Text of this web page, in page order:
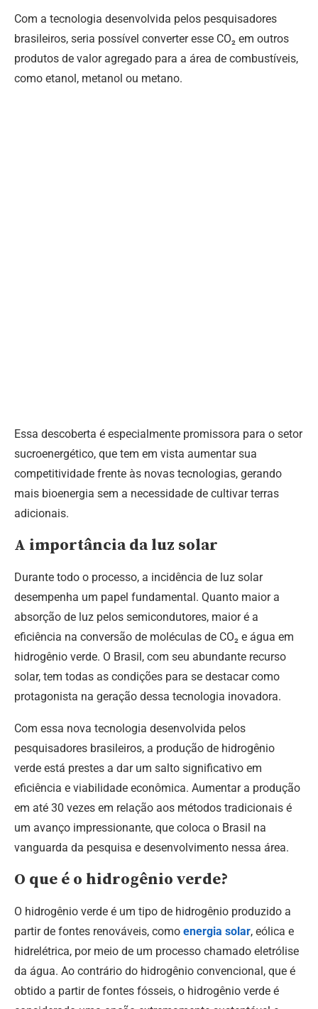
Com a tecnologia desenvolvida pelos pesquisadores
brasileiros, seria possível converter esse CO₂ em outros
produtos de valor agregado para a área de combustíveis,
como etanol, metanol ou metano.
Essa descoberta é especialmente promissora para o setor
sucroenergético, que tem em vista aumentar sua
competitividade frente às novas tecnologias, gerando
mais bioenergia sem a necessidade de cultivar terras
adicionais.
A importância da luz solar
Durante todo o processo, a incidência de luz solar
desempenha um papel fundamental. Quanto maior a
absorção de luz pelos semicondutores, maior é a
eficiência na conversão de moléculas de CO₂ e água em
hidrogênio verde. O Brasil, com seu abundante recurso
solar, tem todas as condições para se destacar como
protagonista na geração dessa tecnologia inovadora.
Com essa nova tecnologia desenvolvida pelos
pesquisadores brasileiros, a produção de hidrogênio
verde está prestes a dar um salto significativo em
eficiência e viabilidade econômica. Aumentar a produção
em até 30 vezes em relação aos métodos tradicionais é
um avanço impressionante, que coloca o Brasil na
vanguarda da pesquisa e desenvolvimento nessa área.
O que é o hidrogênio verde?
O hidrogênio verde é um tipo de hidrogênio produzido a
partir de fontes renováveis, como energia solar, eólica e
hidrelétrica, por meio de um processo chamado eletrólise
da água. Ao contrário do hidrogênio convencional, que é
obtido a partir de fontes fósseis, o hidrogênio verde é